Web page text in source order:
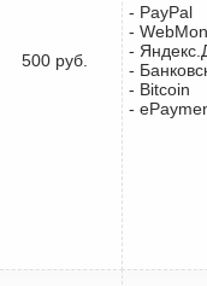
500 руб.
- PayPal
-
-
-
- Bitcoin
-